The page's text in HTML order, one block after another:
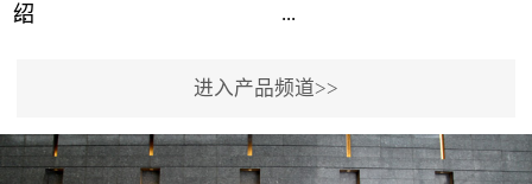
绍
...
事故频发，传统的火灾探
测方法已无法满足要求。
...
用了具有仲裁机制和冗余
校验的总线传输技术、线
进入产品频道>>